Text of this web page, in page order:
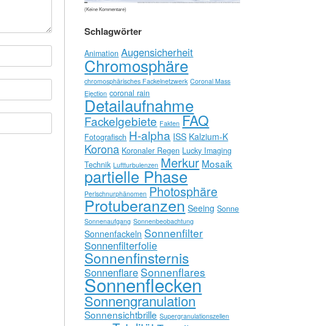
(Keine Kommentare)
Schlagwörter
Animation Augensicherheit
Chromosphäre
chromosphärisches Fackelnetzwerk Coronal Mass
Ejection coronal rain
Detailaufnahme
Fackelgebiete Fakten FAQ
Fotografisch H-alpha ISS Kalzium-K
Korona Koronaler Regen Lucky Imaging
Technik Luftturbulenzen Merkur Mosaik
partielle Phase
Perlschnurphänomen Photosphäre
Protuberanzen Seeing Sonne
Sonnenaufgang Sonnenbeobachtung
Sonnenfackeln Sonnenfilter
Sonnenfilterfolie
Sonnenfinsternis
Sonnenflare Sonnenflares
Sonnenflecken
Sonnengranulation
Sonnensichtbrille Supergranulationszellen